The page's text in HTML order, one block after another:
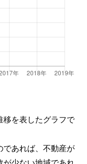
を表したグラフで
あれば、不動産が